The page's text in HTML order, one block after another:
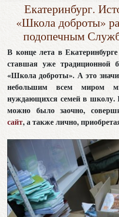
Екатеринбург.
«Школа доброты»
подопечным
В конце лета в
ставшая уже традиционной
«Школа доброты». А это
небольшим всем миром
нуждающихся семей в школу.
можно было заочно,
сайт, а также лично,